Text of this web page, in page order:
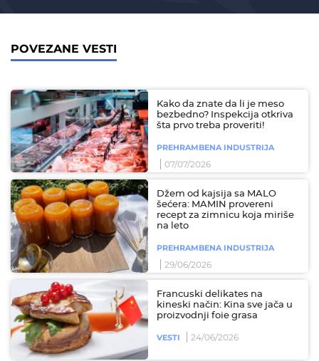
POVEZANE VESTI
Kako da znate da li je meso
bezbedno? Inspekcija otkriva
šta prvo treba proveriti!
PREHRAMBENA INDUSTRIJA
07/07/2026
Džem od kajsija sa MALO
šećera: MAMIN provereni
recept za zimnicu koja miriše
na leto
PREHRAMBENA INDUSTRIJA
29/06/2026
Francuski delikates na
kineski način: Kina sve jača u
proizvodnji foie grasa
VESTI 24/06/2026